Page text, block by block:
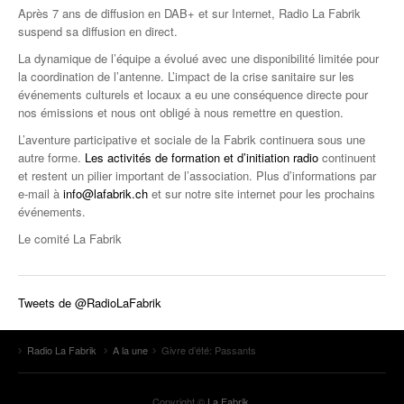
Après 7 ans de diffusion en DAB+ et sur Internet, Radio La Fabrik
suspend sa diffusion en direct.
La dynamique de l’équipe a évolué avec une disponibilité limitée pour
la coordination de l’antenne. L’impact de la crise sanitaire sur les
événements culturels et locaux a eu une conséquence directe pour
nos émissions et nous ont obligé à nous remettre en question.
L’aventure participative et sociale de la Fabrik continuera sous une
autre forme. Les activités de formation et d’initiation radio continuent
et restent un pilier important de l’association. Plus d’informations par
e-mail à info@lafabrik.ch et sur notre site internet pour les prochains
événements.
Le comité La Fabrik
Tweets de @RadioLaFabrik
Radio La Fabrik A la une Givre d’été: Passants